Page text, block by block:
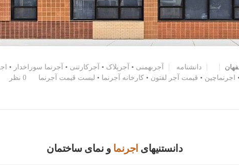
دانشنامه آجربهمنی • آجرپلاک • آجرکارتنی • آجرنما سوراخدار •
• اجرنماچین • قیمت آجر لفتون •کارخانه آجرنما • لیست قیمت آجرنما 0 نظر
دانستنیهای اجرنما و نمای ساختمان